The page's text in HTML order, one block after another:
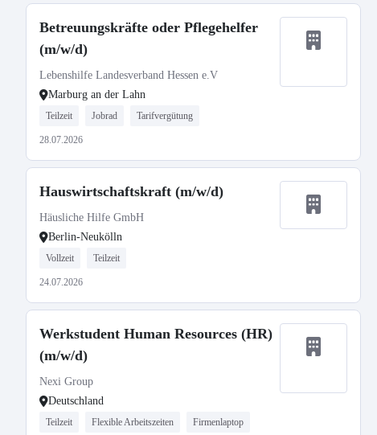
Betreuungskräfte oder Pflegehelfer
(m/w/d)
Lebenshilfe Landesverband Hessen e.V
Marburg an der Lahn
Teilzeit Jobrad Tarifvergütung
28.07.2026
Hauswirtschaftskraft (m/w/d)
Häusliche Hilfe GmbH
Berlin-Neukölln
Vollzeit Teilzeit
24.07.2026
Werkstudent Human Resources (HR)
(m/w/d)
Nexi Group
Deutschland
Teilzeit Flexible Arbeitszeiten Firmenlaptop